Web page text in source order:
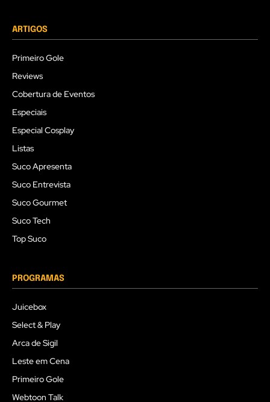
ARTIGOS
Primeiro Gole
Reviews
Cobertura de Eventos
Especiais
Especial Cosplay
Listas
Suco Apresenta
Suco Entrevista
Suco Gourmet
Suco Tech
Top Suco
PROGRAMAS
Juicebox
Select & Play
Arca de Sigil
Leste em Cena
Primeiro Gole
Webtoon Talk